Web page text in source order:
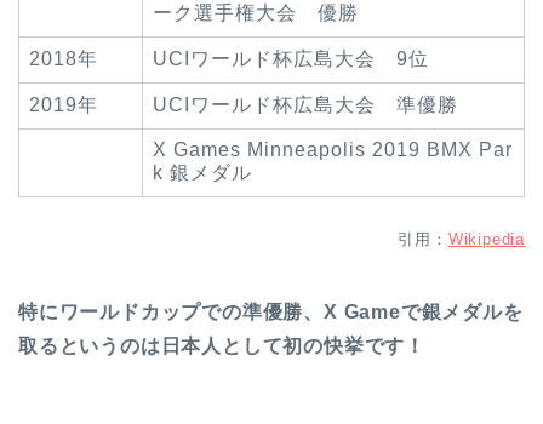
ーク選手権大会 優勝
2018年 UCIワールド杯広島大会 9位
2019年 UCIワールド杯広島大会 準優勝
X Games Minneapolis 2019 BMX Par
k 銀メダル
引用： Wikipedia
特にワールドカップでの準優勝、X Gameで銀メダルを
取るというのは日本人として初の快挙です！